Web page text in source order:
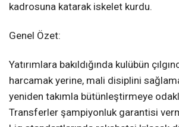
kadrosuna katarak iskelet kurdu.
Genel Özet:
Yatırımlara bakıldığında kulübün
harcamak yerine, mali disiplini
yeniden takımla bütünleştirmeye
Transferler şampiyonluk garantisi